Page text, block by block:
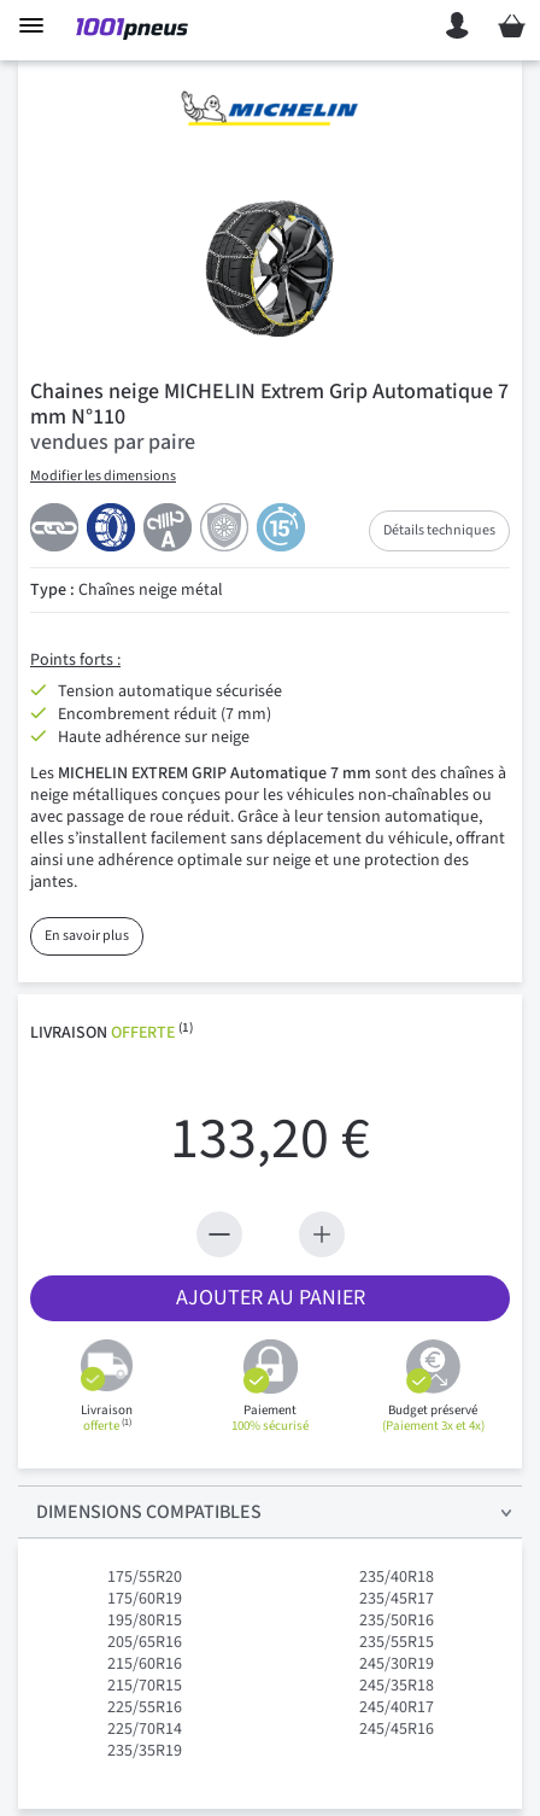
Mon
Chaines neige MICHELIN Extrem Grip Automatique 7
mm N°110
vendues par paire
Modifier les dimensions
Détails techniques
Type : Chaînes neige métal
Points forts :
Tension automatique sécurisée
Encombrement réduit (7 mm)
Haute adhérence sur neige
Les MICHELIN EXTREM GRIP Automatique 7 mm sont des chaînes à
neige métalliques conçues pour les véhicules non-chaînables ou
avec passage de roue réduit. Grâce à leur tension automatique,
elles s’installent facilement sans déplacement du véhicule, offrant
ainsi une adhérence optimale sur neige et une protection des
jantes.
En savoir plus
LIVRAISON OFFERTE (1)
133,20 €
AJOUTER AU PANIER
Livraison
offerte(1)
Paiement
100% sécurisé
Budget préservé
(Paiement 3x et 4x)
DIMENSIONS COMPATIBLES
175/55R20
175/60R19
195/80R15
205/65R16
215/60R16
215/70R15
225/55R16
225/70R14
235/35R19
235/40R18
235/45R17
235/50R16
235/55R15
245/30R19
245/35R18
245/40R17
245/45R16